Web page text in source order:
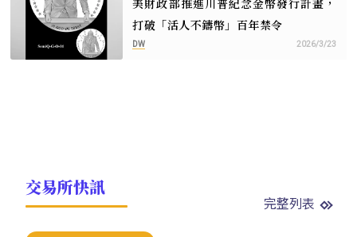
打破「活人不鑄幣」百年禁令
DW 2026/3/23
交易所快訊
完整列表